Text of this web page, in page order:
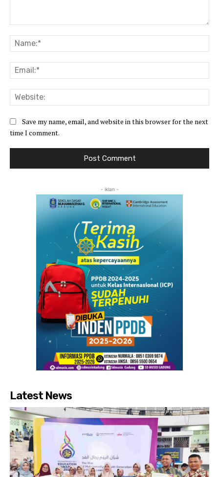
Save my name, email, and website in this browser for the next
time I comment.
- iklan -
Latest News